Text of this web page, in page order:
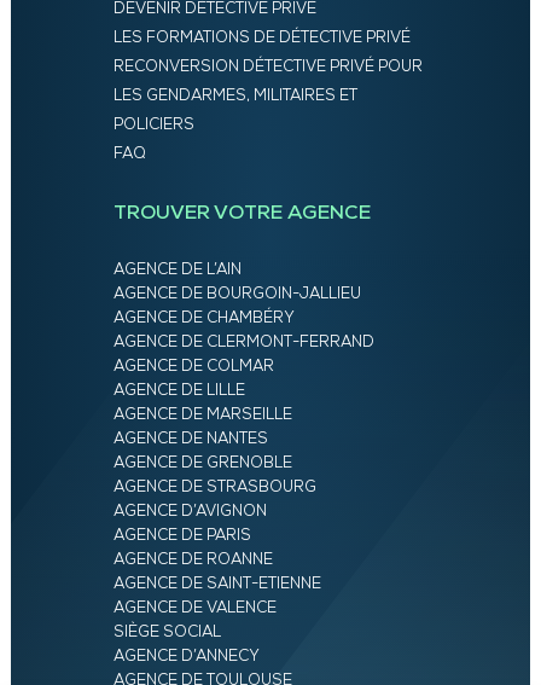
DEVENIR DÉTECTIVE PRIVÉ
LES FORMATIONS DE DÉTECTIVE PRIVÉ
RECONVERSION DÉTECTIVE PRIVÉ POUR
LES GENDARMES, MILITAIRES ET
POLICIERS
FAQ
TROUVER VOTRE AGENCE
AGENCE DE L’AIN
AGENCE DE BOURGOIN-JALLIEU
AGENCE DE CHAMBÉRY
AGENCE DE CLERMONT-FERRAND
AGENCE DE COLMAR
AGENCE DE LILLE
AGENCE DE MARSEILLE
AGENCE DE NANTES
AGENCE DE GRENOBLE
AGENCE DE STRASBOURG
AGENCE D’AVIGNON
AGENCE DE PARIS
AGENCE DE ROANNE
AGENCE DE SAINT-ETIENNE
AGENCE DE VALENCE
SIÈGE SOCIAL
AGENCE D’ANNECY
AGENCE DE TOULOUSE